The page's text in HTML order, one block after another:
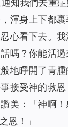
知我們去重
渾身上下都
心看下去。
嗎？你能活
地睜開了青
接受神的救
美：「神啊
恩！」